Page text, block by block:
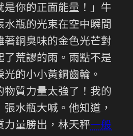
是你的正面能量！」牛
水瓶的光束在空中瞬間
著銅臭味的金色光芒對
了荒謬的雨。雨點不是
的小小黃銅齒輪。
物質力量太強了！我的
水瓶大喊。他知道，
力量勝出，林天秤一般